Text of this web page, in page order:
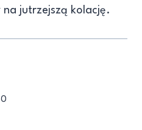
na jutrzejszą kolację.